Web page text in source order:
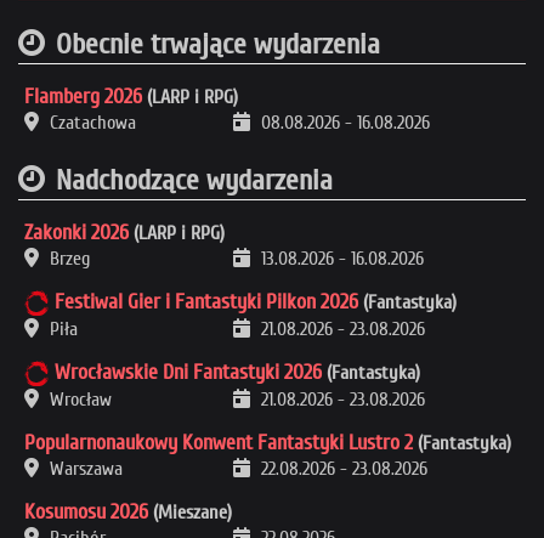
Obecnie trwające wydarzenia
Flamberg 2026 (LARP i RPG)
Czatachowa
08.08.2026 - 16.08.2026
Nadchodzące wydarzenia
Zakonki 2026 (LARP i RPG)
Brzeg
13.08.2026 - 16.08.2026
Festiwal Gier i Fantastyki Pilkon 2026 (Fantastyka)
Piła
21.08.2026 - 23.08.2026
Wrocławskie Dni Fantastyki 2026 (Fantastyka)
Wrocław
21.08.2026 - 23.08.2026
Popularnonaukowy Konwent Fantastyki Lustro 2 (Fantastyka)
Warszawa
22.08.2026 - 23.08.2026
Kosumosu 2026 (Mieszane)